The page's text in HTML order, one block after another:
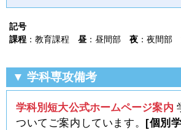
記号
課程 ：教育課程 昼 ：昼間部 夜 ：夜間部
▼ 学科専攻備考
学科別短大公式ホームページ案内
ついてご案内しています。 [個別